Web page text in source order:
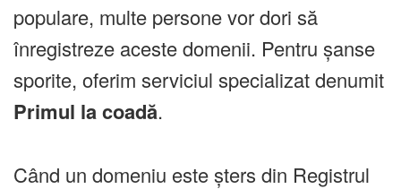
populare, multe persone vor dori să
înregistreze aceste domenii. Pentru șanse
sporite, oferim serviciul specializat denumit
Primul la coadă.
Când un domeniu este șters din Registrul